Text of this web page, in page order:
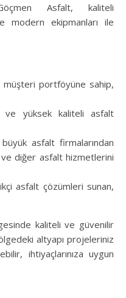
Asfalt, kaliteli
modern ekipmanları ile
portföyüne sahip,
yüksek kaliteli asfalt
asfalt firmalarından
diğer asfalt hizmetlerini
asfalt çözümleri sunan,
kaliteli ve güvenilir
altyapı projeleriniz
ihtiyaçlarınıza uygun